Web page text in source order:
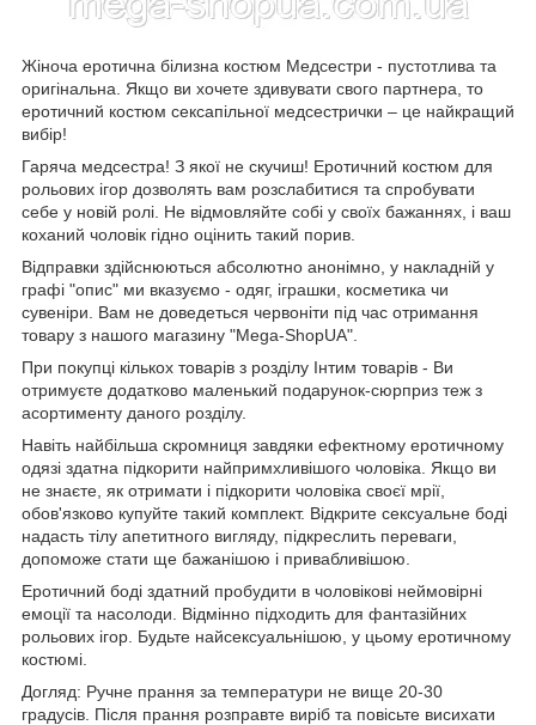
Жіноча еротична білизна костюм Медсестри - пустотлива та
оригінальна. Якщо ви хочете здивувати свого партнера, то
еротичний костюм сексапільної медсестрички – це найкращий
вибір!
Гаряча медсестра! З якої не скучиш! Еротичний костюм для
рольових ігор дозволять вам розслабитися та спробувати
себе у новій ролі. Не відмовляйте собі у своїх бажаннях, і ваш
коханий чоловік гідно оцінить такий порив.
Відправки здійснюються абсолютно анонімно, у накладній у
графі "опис" ми вказуємо - одяг, іграшки, косметика чи
сувеніри. Вам не доведеться червоніти під час отримання
товару з нашого магазину "Mega-ShopUA".
При покупці кількох товарів з розділу Інтим товарів - Ви
отримуєте додатково маленький подарунок-сюрприз теж з
асортименту даного розділу.
Навіть найбільша скромниця завдяки ефектному еротичному
одязі здатна підкорити найпримхливішого чоловіка. Якщо ви
не знаєте, як отримати і підкорити чоловіка своєї мрії,
обов'язково купуйте такий комплект. Відкрите сексуальне боді
надасть тілу апетитного вигляду, підкреслить переваги,
допоможе стати ще бажанішою і привабливішою.
Еротичний боді здатний пробудити в чоловікові неймовірні
емоції та насолоди. Відмінно підходить для фантазійних
рольових ігор. Будьте найсексуальнішою, у цьому еротичному
костюмі.
Догляд: Ручне прання за температури не вище 20-30
градусів. Після прання розправте виріб та повісьте висихати